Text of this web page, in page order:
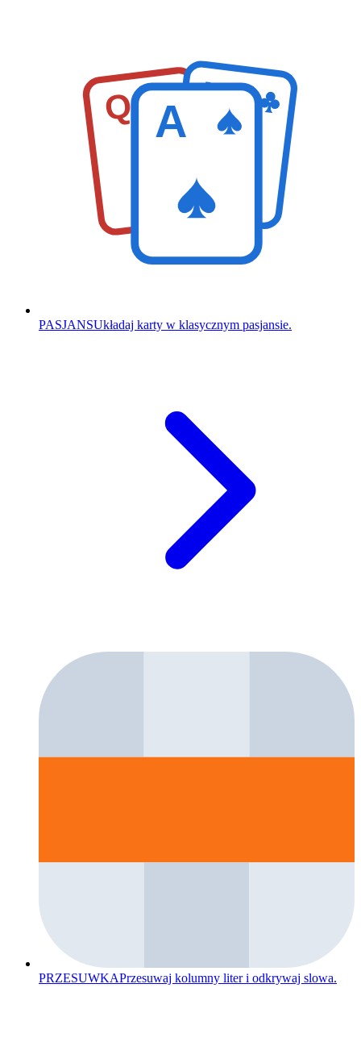
Q K
A
PASJANSUkładaj karty w klasycznym pasjansie.
PRZESUWKAPrzesuwaj kolumny liter i odkrywaj slowa.